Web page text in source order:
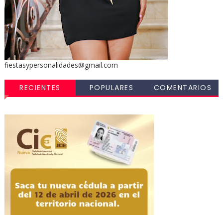
fiestasypersonalidades@gmail.com
RECIENTES POPULARES COMENTARIOS